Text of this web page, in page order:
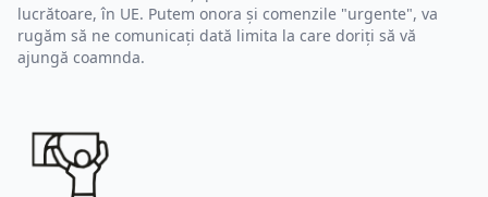
lucrătoare, în UE. Putem onora și comenzile "urgente", va
rugăm să ne comunicați dată limita la care doriți să vă
ajungă coamnda.